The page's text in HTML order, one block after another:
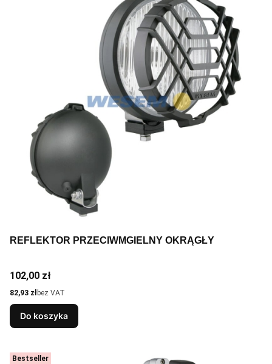
REFLEKTOR PRZECIWMGIELNY OKRĄGŁY
Cena
102,00 zł
Cena
82,93 złbez VAT
Do koszyka
Bestseller